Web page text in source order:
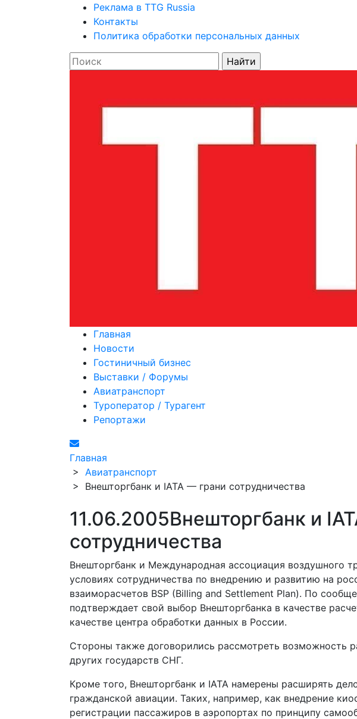
Реклама в TTG Russia
Контакты
Политика обработки персональных данных
Главная
Новости
Гостиничный бизнес
Выставки / Форумы
Авиатранспорт
Туроператор / Турагент
Репортажи
Главная
> Авиатранспорт
> Внешторгбанк и IATA — грани сотрудничества
11.06.2005Внешторгбанк и
сотрудничества
Внешторгбанк и Международная ассоциация воздушного
условиях сотрудничества по внедрению и развитию на
взаиморасчетов BSP (Billing and Settlement Plan). По
подтверждает свой выбор Внешторгбанка в качестве
качестве центра обработки данных в России.
Стороны также договорились рассмотреть возможность
других государств СНГ.
Кроме того, Внешторгбанк и IATA намерены расширять
гражданской авиации. Таких, например, как внедрение
регистрации пассажиров в аэропортах по принципу